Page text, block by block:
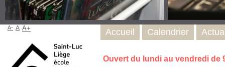
Ouvert du lundi au vendredi de
Accueil Calendrier
A- A A+